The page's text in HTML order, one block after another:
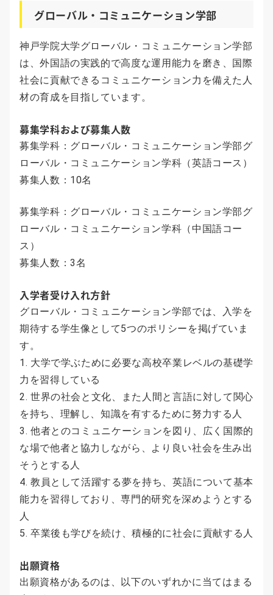
グローバル・コミュニケーション学部
神戸学院大学グローバル・コミュニケーション学部
は、外国語の実践的で高度な運用能力を磨き、国際
社会に貢献できるコミュニケーション力を備えた人
材の育成を目指しています。
募集学科および募集人数
募集学科：グローバル・コミュニケーション学部グ
ローバル・コミュニケーション学科（英語コース）
募集人数：10名
募集学科：グローバル・コミュニケーション学部グ
ローバル・コミュニケーション学科（中国語コー
ス）
募集人数：3名
入学者受け入れ方針
グローバル・コミュニケーション学部では、入学を
期待する学生像として5つのポリシーを掲げていま
す。
1. 大学で学ぶために必要な高校卒業レベルの基礎学
力を習得している
2. 世界の社会と文化、また人間と言語に対して関心
を持ち、理解し、知識を有するために努力する人
3. 他者とのコミュニケーションを図り、広く国際的
な場で他者と協力しながら、より良い社会を生み出
そうとする人
4. 教員として活躍する夢を持ち、英語について基本
能力を習得しており、専門的研究を深めようとする
人
5. 卒業後も学びを続け、積極的に社会に貢献する人
出願資格
出願資格があるのは、以下のいずれかに当てはまる